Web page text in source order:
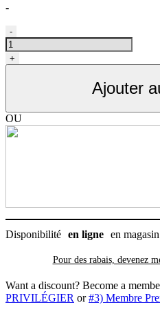
-
quantité
de
Courroie
double
Grande
22"
-
+
Ajouter
OU
Disponibilité en ligne en
Pour des rabais, devenez
Want a discount? Become a
PRIVILÉGIER or#3) Membre